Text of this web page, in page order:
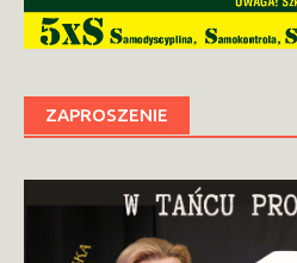
ZAPROSZENIE